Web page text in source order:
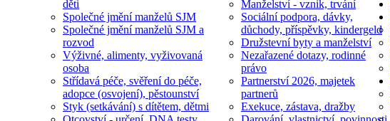
děti
Společné jmění manželů SJM
Společné jmění manželů SJM a
rozvod
Výživné, alimenty, vyživovaná
osoba
Střídavá péče, svěření do péče,
adopce (osvojení), pěstounství
Styk (setkávání) s dítětem, dětmi
Manželství - vznik, trvání
Sociální podpora, dávky,
důchody, příspěvky, kindergeld
Družstevní byty a manželství
Nezařazené dotazy, rodinné
právo
Partnerství 2026, majetek
partnerů
Exekuce, zástava, dražby